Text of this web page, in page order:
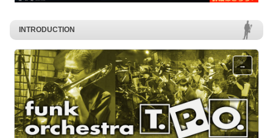
INTRODUCTION